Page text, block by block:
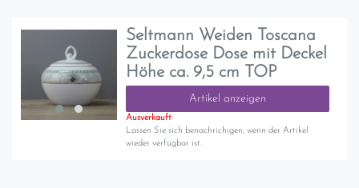
Seltmann Weiden Toscana
Zuckerdose Dose mit Deckel
Höhe ca. 9,5 cm TOP
Artikel anzeigen
Ausverkauft
Lassen Sie sich benachrichigen, wenn der Artikel
wieder verfügbar ist.